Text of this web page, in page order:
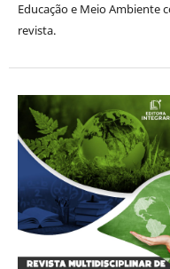
Educação e Meio Ambiente
revista.